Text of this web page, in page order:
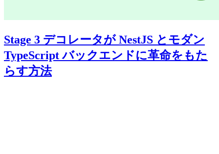
Stage 3 デコレータが NestJS とモダン
TypeScript バックエンドに革命をもた
らす方法